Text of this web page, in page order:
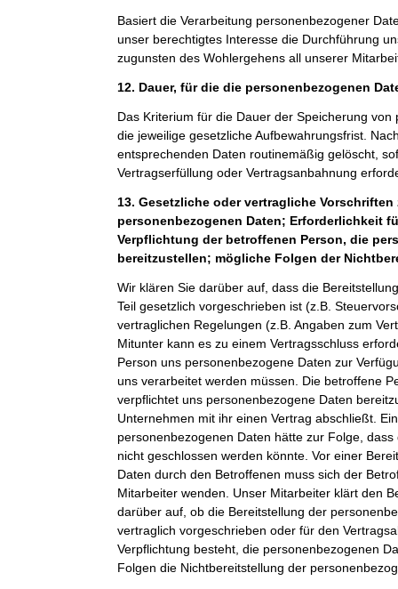
Basiert die Verarbeitung personenbezogener
unser berechtigtes Interesse die Durchführung
zugunsten des Wohlergehens all unserer
12. Dauer, für die die personenbezogenen
Das Kriterium für die Dauer der Speicherung
die jeweilige gesetzliche Aufbewahrungsfrist.
entsprechenden Daten routinemäßig gelöscht,
Vertragserfüllung oder Vertragsanbahnung
13. Gesetzliche oder vertragliche
personenbezogenen Daten; Erforderlichkeit
Verpflichtung der betroffenen Person, die
bereitzustellen; mögliche Folgen der
Wir klären Sie darüber auf, dass die
Teil gesetzlich vorgeschrieben ist (z.B.
vertraglichen Regelungen (z.B. Angaben zum
Mitunter kann es zu einem Vertragsschluss
Person uns personenbezogene Daten zur
uns verarbeitet werden müssen. Die betroffene
verpflichtet uns personenbezogene Daten
Unternehmen mit ihr einen Vertrag abschließt.
personenbezogenen Daten hätte zur Folge,
nicht geschlossen werden könnte. Vor einer
Daten durch den Betroffenen muss sich der
Mitarbeiter wenden. Unser Mitarbeiter klärt den
darüber auf, ob die Bereitstellung der
vertraglich vorgeschrieben oder für den
Verpflichtung besteht, die personenbezogenen
Folgen die Nichtbereitstellung der